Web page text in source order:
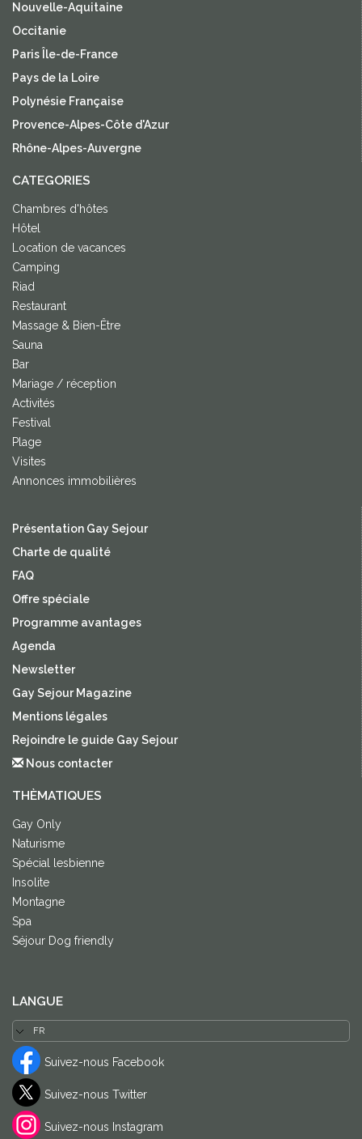
Nouvelle-Aquitaine
Occitanie
Paris Île-de-France
Pays de la Loire
Polynésie Française
Provence-Alpes-Côte d'Azur
Rhône-Alpes-Auvergne
CATEGORIES
Chambres d'hôtes
Hôtel
Location de vacances
Camping
Riad
Restaurant
Massage & Bien-Être
Sauna
Bar
Mariage / réception
Activités
Festival
Plage
Visites
Annonces immobilières
Présentation Gay Sejour
Charte de qualité
FAQ
Offre spéciale
Programme avantages
Agenda
Newsletter
Gay Sejour Magazine
Mentions légales
Rejoindre le guide Gay Sejour
Nous contacter
THÈMATIQUES
Gay Only
Naturisme
Spécial lesbienne
Insolite
Montagne
Spa
Séjour Dog friendly
LANGUE
Suivez-nous Facebook
Suivez-nous Twitter
Suivez-nous Instagram